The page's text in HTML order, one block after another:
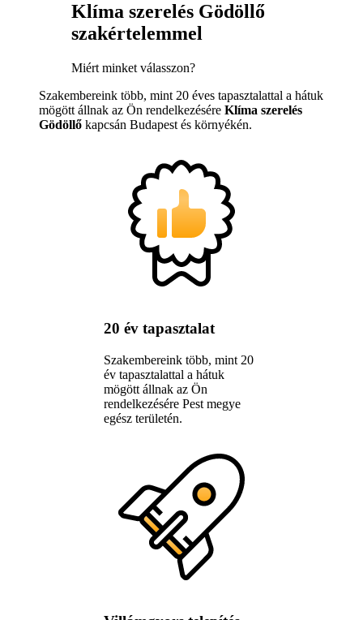
Klíma szerelés Gödöllő
szakértelemmel
Miért minket válasszon?
Szakembereink több, mint 20 éves tapasztalattal a hátuk
mögött állnak az Ön rendelkezésére Klíma szerelés
Gödöllő kapcsán Budapest és környékén.
20 év tapasztalat
Szakembereink több, mint 20
év tapasztalattal a hátuk
mögött állnak az Ön
rendelkezésére Pest megye
egész területén.